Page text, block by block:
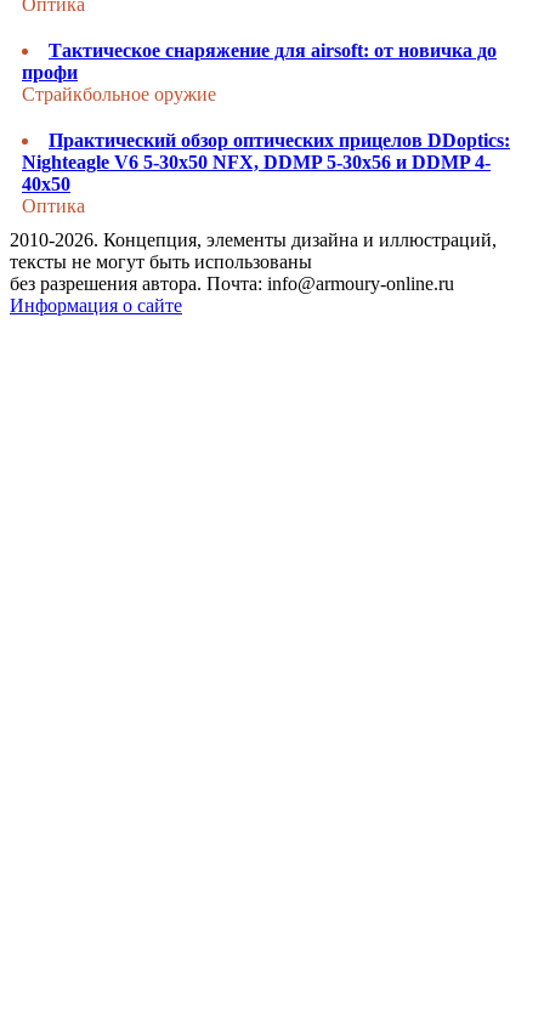
Тактическое снаряжение для airsoft: от новичка до
профи
Страйкбольное оружие
Практический обзор оптических прицелов DDoptics:
Nighteagle V6 5-30x50 NFX, DDMP 5-30x56 и DDMP 4-
40x50
Оптика
2010-2026. Концепция, элементы дизайна и иллюстраций,
тексты не могут быть использованы
без разрешения автора. Почта: info@armoury-online.ru
Информация о сайте